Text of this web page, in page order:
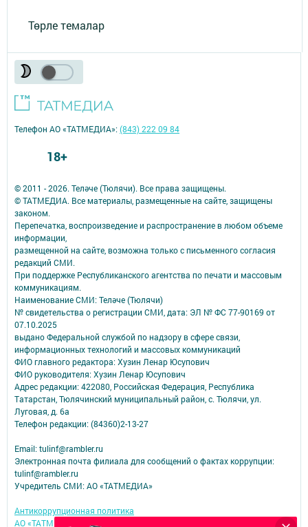
Төрле темалар
© 2011 - 2026. Теләче (Тюлячи). Все права защищены.
© ТАТМЕДИА. Все материалы, размещенные на сайте, защищены
законом.
Перепечатка, воспроизведение и распространение в любом объеме
информации,
размещенной на сайте, возможна только с письменного согласия
редакций СМИ.
При поддержке Республиканского агентства по печати и массовым
коммуникациям.
Наименование СМИ: Теләче (Тюлячи)
№ свидетельства о регистрации СМИ, дата: ЭЛ № ФС 77-90169 от
07.10.2025
выдано Федеральной службой по надзору в сфере связи,
информационных технологий и массовых коммуникаций
ФИО главного редактора: Хузин Ленар Юсупович
ФИО руководителя: Хузин Ленар Юсупович
Адрес редакции: 422080, Российская Федерация, Республика
Татарстан, Тюлячинский муниципальный район, с. Тюлячи, ул.
Луговая, д. 6а
Телефон редакции: (84360)2-⁠13-⁠27
Email: tulinf@rambler.ru
Электронная почта филиала для сообщений о фактах коррупции:
tulinf@rambler.ru
Учредитель СМИ: АО «ТАТМЕДИА»
Антикоррупционная политика
АО «ТАТМЕДИА» использует «cookie»
для персонализации сервисов и
Телефон АО «ТАТМЕДИА»:(843) 222 09 84
18+